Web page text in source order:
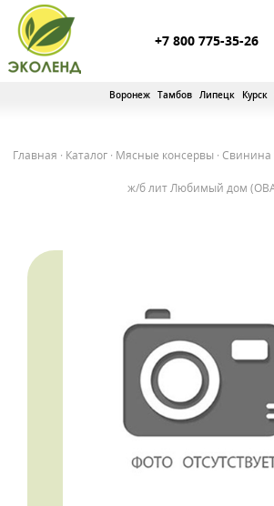
+7 800 775-35-26
Воронеж Тамбов Липецк Курск
Главная · Каталог· Мясные консервы · Свинина
ж/б лит Любимый дом